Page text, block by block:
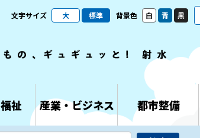
文字サイズ 大 標準 背景色 白 青 黒
祉 産業・ビジネス 都市整備